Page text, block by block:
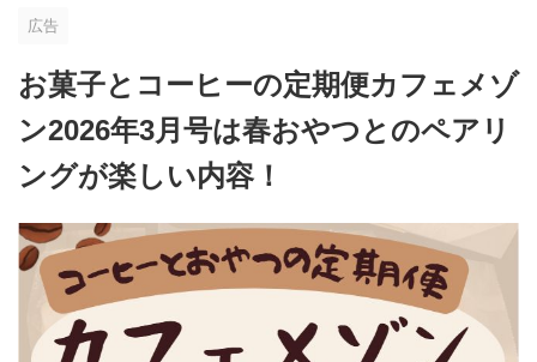
広告
お菓子とコーヒーの定期便カフェメゾ
ン2026年3月号は春おやつとのペアリ
ングが楽しい内容！